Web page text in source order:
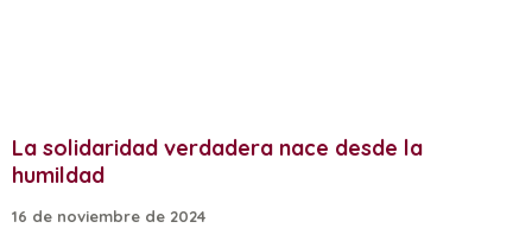
La solidaridad verdadera nace desde la
humildad
16 de noviembre de 2024